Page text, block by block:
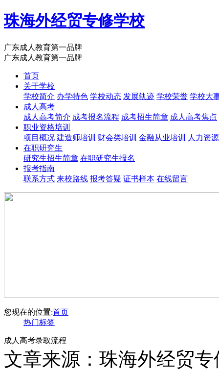
珠海外经贸专修学校
广东成人教育第一品牌
广东成人教育第一品牌
首页
关于学校
学校简介 办学特色 学校动态 发展轨迹 学校荣誉 学校大
成人高考
成人高考简介 成考报名流程 成考招生简章 成人高考焦点
职业资格培训
项目概况 建造师培训 财会类培训 金融从业培训
人力资
在职研究生
研究生招生简章 在职研究生报名
报考指南
联系方式 来校路线 报考答疑 证书样本 在线留言
您现在的位置:首页
热门标签
成人高考录取流程
文章来源：珠海外经贸